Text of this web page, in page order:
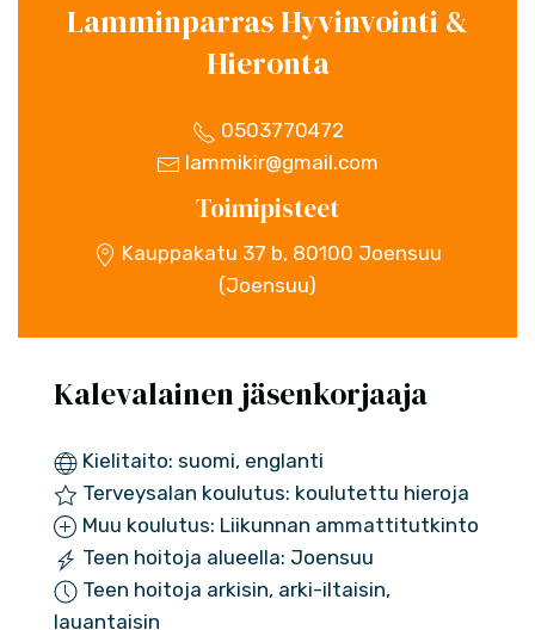
Lamminparras Hyvinvointi &
Hieronta
0503770472
lammikir@gmail.com
Toimipisteet
Kauppakatu 37 b, 80100 Joensuu
(Joensuu)
Kalevalainen jäsenkorjaaja
Kielitaito: suomi, englanti
Terveysalan koulutus: koulutettu hieroja
Muu koulutus: Liikunnan ammattitutkinto
Teen hoitoja alueella: Joensuu
Teen hoitoja arkisin, arki-iltaisin,
lauantaisin